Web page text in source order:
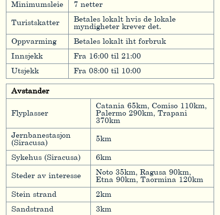
Minimumsleie 7 netter
Turistskatter
Betales lokalt hvis de lokale
myndigheter krever det.
Oppvarming
Betales lokalt iht forbruk
Innsjekk
Fra 16:00 til 21:00
Utsjekk
Fra 08:00 til 10:00
Avstander
Flyplasser
Catania 65km, Comiso 110km,
Palermo 290km, Trapani
370km
Jernbanestasjon
(Siracusa)
5km
Sykehus (Siracusa) 6km
Steder av interesse
Noto 35km, Ragusa 90km,
Etna 90km, Taormina 120km
Stein strand
2km
Sandstrand
3km